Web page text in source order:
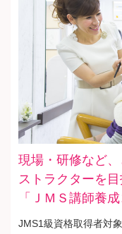
現場・研修など
ストラクターを
「ＪＭＳ講師養成
JMS1級資格取得者対